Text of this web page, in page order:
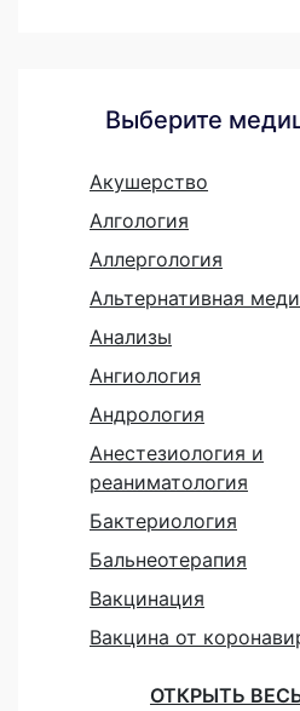
Выберите
Акушерство
Алгология
Аллергология
Альтернативная
Анализы
Ангиология
Андрология
Анестезиология и
реаниматология
Бактериология
Бальнеотерапия
Вакцинация
Вакцина от
ОТКРЫТЬ